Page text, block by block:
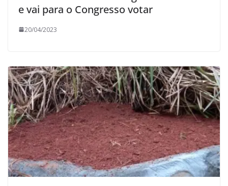
e vai para o Congresso votar
20/04/2023